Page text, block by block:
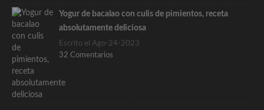
Yogur de bacalao con culis de pimientos, receta
absolutamente deliciosa
Escrito el Ago-24-2023
32 Comentarios